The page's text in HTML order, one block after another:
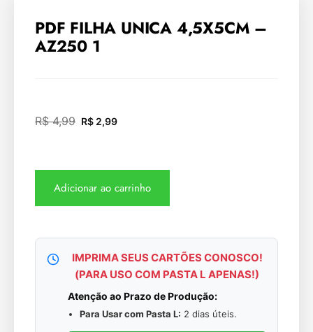
PDF FILHA UNICA 4,5X5CM –
AZ250 1
R$4,99 R$ 2,99
Adicionar ao carrinho
IMPRIMA SEUS CARTÕES CONOSCO!
(PARA USO COM PASTA L APENAS!)
Atenção ao Prazo de Produção:
Para Usar com Pasta L: 2 dias úteis.